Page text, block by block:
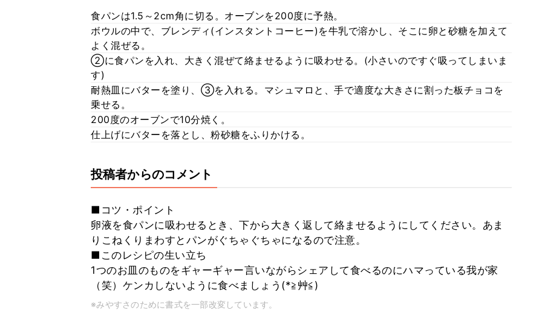
食パンは1.5～2cm角に切る。オーブンを200度に予熱。
ボウルの中で、ブレンディ(インスタントコーヒー)を牛乳で溶かし、そこに卵と砂糖を加えて
よく混ぜる。
②に食パンを入れ、大きく混ぜて絡ませるように吸わせる。(小さいのですぐ吸ってしまいま
す)
耐熱皿にバターを塗り、③を入れる。マシュマロと、手で適度な大きさに割った板チョコを
乗せる。
200度のオーブンで10分焼く。
仕上げにバターを落とし、粉砂糖をふりかける。
投稿者からのコメント
■コツ・ポイント
卵液を食パンに吸わせるとき、下から大きく返して絡ませるようにしてください。あま
りこねくりまわすとパンがぐちゃぐちゃになるので注意。
■このレシピの生い立ち
1つのお皿のものをギャーギャー言いながらシェアして食べるのにハマっている我が家
（笑）ケンカしないように食べましょう(*≧艸≦)
※みやすさのために書式を一部改変しています。